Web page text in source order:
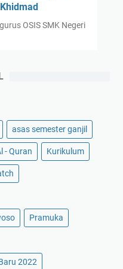
OSIS SMK Negeri
asas semester ganjil
- Quran Kurikulum
Pramuka
2022